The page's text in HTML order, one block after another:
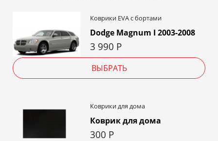
Коврики EVA c бортами
Dodge Magnum I 2003-2008
3 990 Р
ВЫБРАТЬ
Коврики для дома
Коврик для дома
300 Р